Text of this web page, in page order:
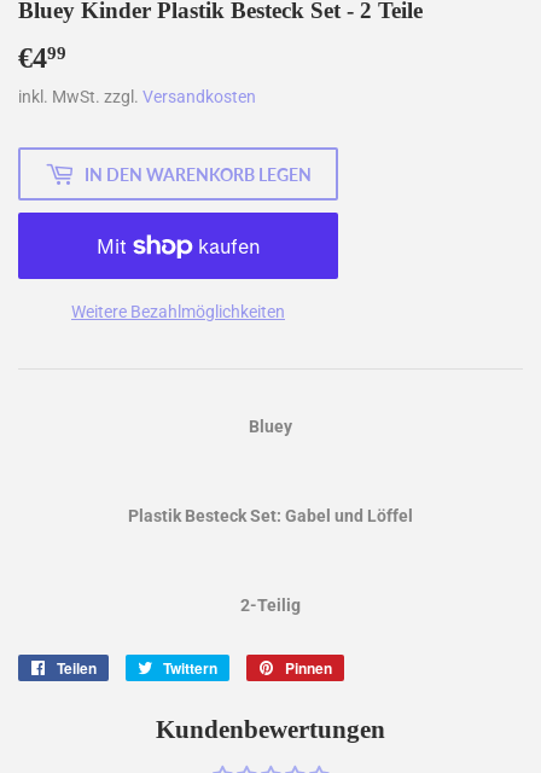
Bluey Kinder Plastik Besteck Set - 2 Teile
€499
inkl. MwSt. zzgl. Versandkosten
IN DEN WARENKORB LEGEN
Weitere Bezahlmöglichkeiten
Bluey
Plastik Besteck Set: Gabel und Löffel
2-Teilig
Teilen Twittern
twittern
Pinnen
pinnen
Kundenbewertungen